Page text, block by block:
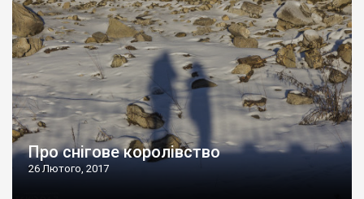
Про снігове королівство
26 Лютого, 2017